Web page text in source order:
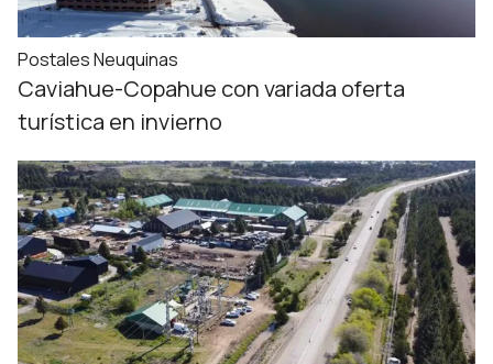
Postales Neuquinas
Caviahue-Copahue con variada oferta
turística en invierno